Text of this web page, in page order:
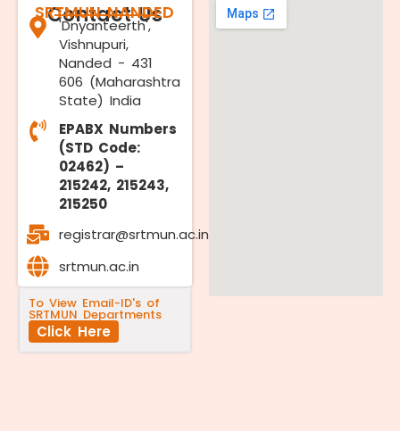
Contact Us
SRTMUN NANDED
'Dnyanteerth',
Vishnupuri,
Nanded - 431
606 (Maharashtra
State) India
EPABX Numbers
(STD Code:
02462) –
215242, 215243,
215250
registrar@srtmun.ac.in
srtmun.ac.in
To View Email-ID's of
SRTMUN Departments
Click Here